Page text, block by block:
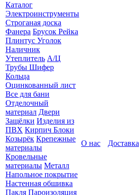
Каталог
Электроинструменты
Строганая доска
Фанера Брусок Рейка
Плинтус Уголок
Наличник
Утеплитель А/Ц
Трубы Шифер
Кольца
Оцинкованный лист
Все для бани
Отделочный
материал Двери
Защёлки Изделия из
ПВХ Кирпич Блоки
Козырёк Крепежные
материалы
Кровельные
материалы Металл
Напольное покрытие
Настенная обшивка
Пакля Пароизоляция
О нас Доставка